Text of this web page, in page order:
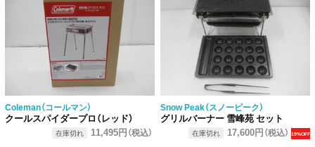
Coleman（コールマン）
クールスパイダープロ（レッド）
在庫切れ 11,495円（税込）
Snow Peak（スノーピーク）
グリルバーナー 雪峰苑 セット
在庫切れ 17,600円（税込） 19%OFF